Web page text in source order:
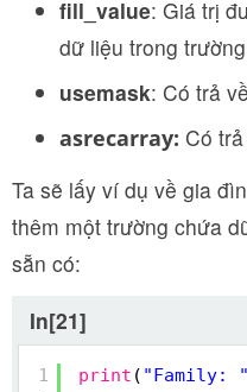
fill_value: Giá trị
dữ liệu trong
usemask: Có trả
asrecarray: Có
Ta sẽ lấy ví dụ về gia
thêm một trường chứa
sẵn có:
In[21]
1
print ( "Family: "